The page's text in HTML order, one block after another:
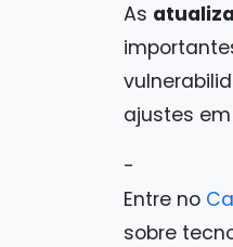
As
ajustes
-
Entre no
sobre